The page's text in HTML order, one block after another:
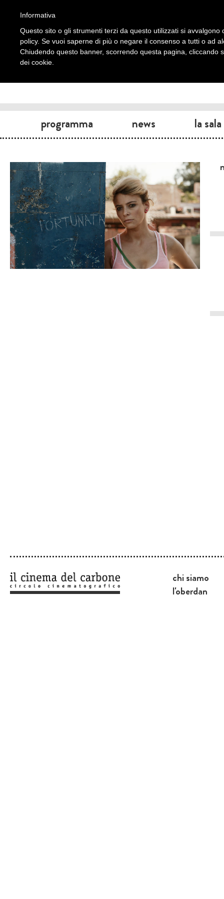
programma news la sala
chi siamo
l'oberdan
Informativa
Questo sito o gli strumenti terzi da questo utilizzati si
policy. Se vuoi saperne di più o negare il consenso a tutti o ad
Chiudendo questo banner, scorrendo questa pagina, cliccando
dei cookie.